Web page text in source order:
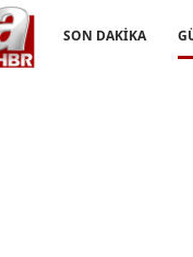
SON DAKİKA